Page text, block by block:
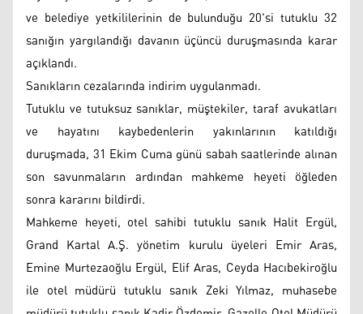
ve belediye yetkililerinin de bulunduğu 20'si tutuklu 32
sanığın yargılandığı davanın üçüncü duruşmasında karar
açıklandı.
Sanıkların cezalarında indirim uygulanmadı.
Tutuklu ve tutuksuz sanıklar, müştekiler, taraf avukatları
ve hayatını kaybedenlerin yakınlarının katıldığı
duruşmada, 31 Ekim Cuma günü sabah saatlerinde alınan
son savunmaların ardından mahkeme heyeti öğleden
sonra kararını bildirdi.
Mahkeme heyeti, otel sahibi tutuklu sanık Halit Ergül,
Grand Kartal A.Ş. yönetim kurulu üyeleri Emir Aras,
Emine Murtezaoğlu Ergül, Elif Aras, Ceyda Hacıbekiroğlu
ile otel müdürü tutuklu sanık Zeki Yılmaz, muhasebe